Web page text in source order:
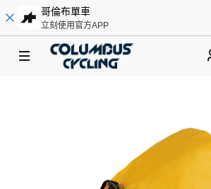
哥倫布單車
立刻使用官方APP